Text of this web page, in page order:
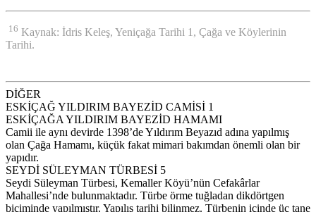
16 Kaynak: İdris Keleş, Yeniçağa Tarihi 1, Çağa ve Köylerinin
Tarihi.
DİĞER
ESKİÇAĞ YILDIRIM BAYEZİD CAMİSİ 1
ESKİÇAĞA YILDIRIM BAYEZİD HAMAMI
Camii ile aynı devirde 1398’de Yıldırım Beyazıd adına yapılmış
olan Çağa Hamamı, küçük fakat mimari bakımdan önemli olan bir
yapıdır.
SEYDİ SÜLEYMAN TÜRBESİ 5
Seydi Süleyman Türbesi, Kemaller Köyü’nün Cefakârlar
Mahallesi’nde bulunmaktadır. Türbe örme tuğladan dikdörtgen
biçiminde yapılmıştır. Yapılış tarihi bilinmez. Türbenin içinde üç tane